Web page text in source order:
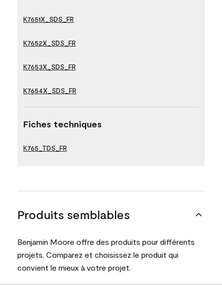
K7651X_SDS_FR
K7652X_SDS_FR
K7653X_SDS_FR
K7654X_SDS_FR
Fiches techniques
K765_TDS_FR
Produits semblables
Benjamin Moore offre des produits pour différents
projets. Comparez et choisissez le produit qui
convient le mieux à votre projet.